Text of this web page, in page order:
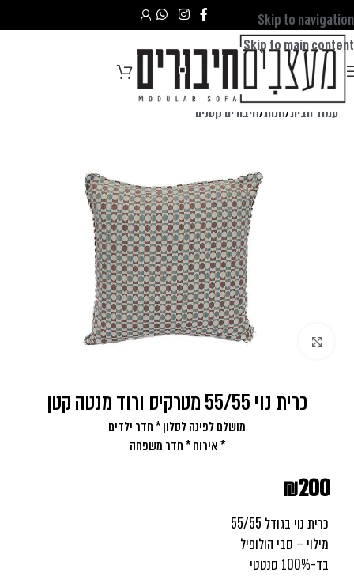
Skip to navigation
Skip to main content
עמוד הבית/חנות/חיבורים קטנים
לחצו להגדלה
כרית נוי 55/55 מטרקיס ורוד מנטה קטן
מושלם לפינה לסלון * חדר ילדים
* אירוח * חדר משפחה
₪200
כרית נוי בגודל 55/55
מילוי – סבי הולופיל
בד-100% סנטטי